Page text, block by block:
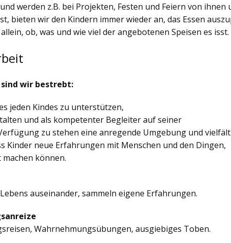
werden z.B. bei Projekten, Festen und Feiern von
bieten wir den Kindern immer wieder an, das Essen
ob, was und wie viel der angebotenen Speisen es isst.
wir bestrebt:
jeden Kindes zu unterstützen,
und als kompetenter Begleiter auf seiner
zu stehen eine anregende Umgebung und
Kinder neue Erfahrungen mit Menschen und den Dingen,
können.
auseinander, sammeln eigene Erfahrungen.
Wahrnehmungsübungen, ausgiebiges Toben.